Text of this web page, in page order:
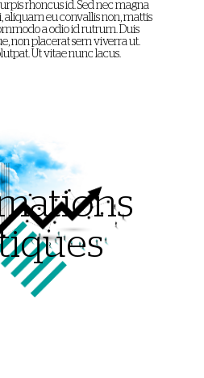
rhoncus id. Sed nec magna
aliquam eu convallis non, mattis
a odio id rutrum. Duis
non placerat sem viverra ut.
Ut vitae nunc lacus.